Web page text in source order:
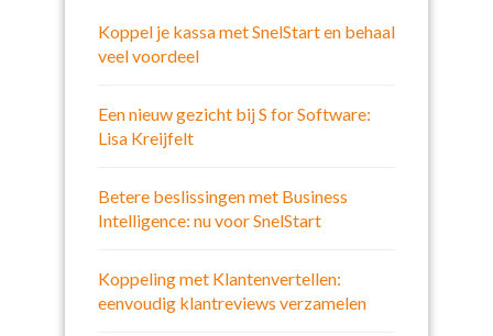
Koppel je kassa met SnelStart en behaal
veel voordeel
Een nieuw gezicht bij S for Software:
Lisa Kreijfelt
Betere beslissingen met Business
Intelligence: nu voor SnelStart
Koppeling met Klantenvertellen:
eenvoudig klantreviews verzamelen